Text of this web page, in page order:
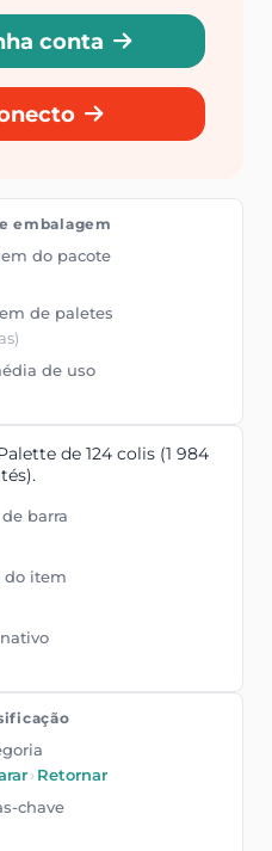
conta
embalagem
do pacote
de paletes
de uso
de 124 colis (1 984
barra
do item
›Retornar
chave